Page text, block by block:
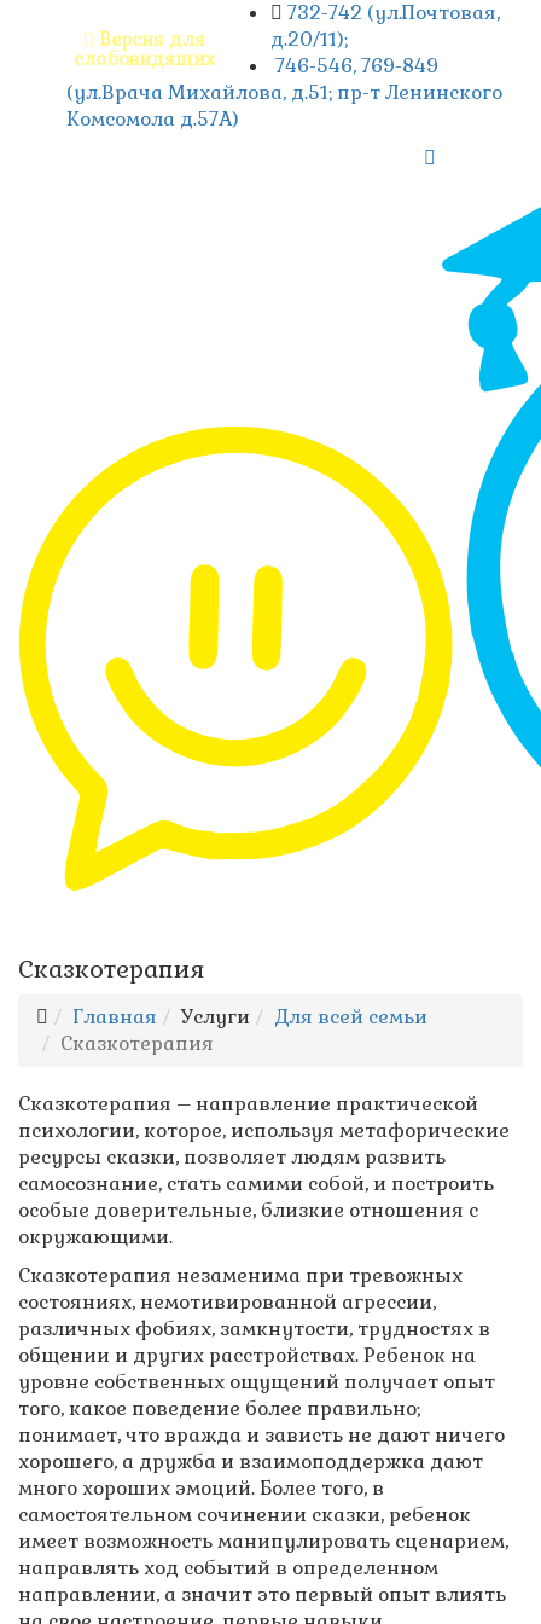
Версия для
слабовидящих
732-742 (ул.Почтовая,
д.20/11);
746-546, 769-849
(ул.Врача Михайлова, д.51; пр-т Ленинского
Комсомола д.57А)
Сказкотерапия
Главная Услуги
Для всей семьи
Сказкотерапия
Сказкотерапия – направление практической
психологии, которое, используя метафорические
ресурсы сказки, позволяет людям развить
самосознание, стать самими собой, и построить
особые доверительные, близкие отношения с
окружающими.
Сказкотерапия незаменима при тревожных
состояниях, немотивированной агрессии,
различных фобиях, замкнутости, трудностях в
общении и других расстройствах. Ребенок на
уровне собственных ощущений получает опыт
того, какое поведение более правильно;
понимает, что вражда и зависть не дают ничего
хорошего, а дружба и взаимоподдержка дают
много хороших эмоций. Более того, в
самостоятельном сочинении сказки, ребенок
имеет возможность манипулировать сценарием,
направлять ход событий в определенном
направлении, а значит это первый опыт влиять